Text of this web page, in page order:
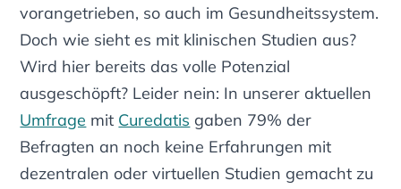
vorangetrieben, so auch im Gesundheitssystem.
Doch wie sieht es mit klinischen Studien aus?
Wird hier bereits das volle Potenzial
ausgeschöpft? Leider nein: In unserer aktuellen
Umfrage mit Curedatis gaben 79% der
Befragten an noch keine Erfahrungen mit
dezentralen oder virtuellen Studien gemacht zu